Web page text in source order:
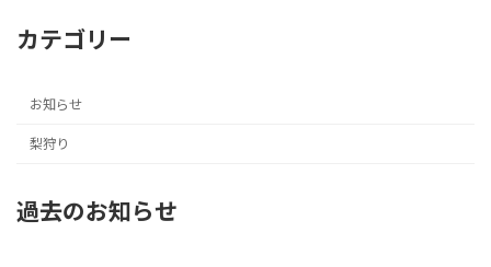
カテゴリー
お知らせ
梨狩り
過去のお知らせ